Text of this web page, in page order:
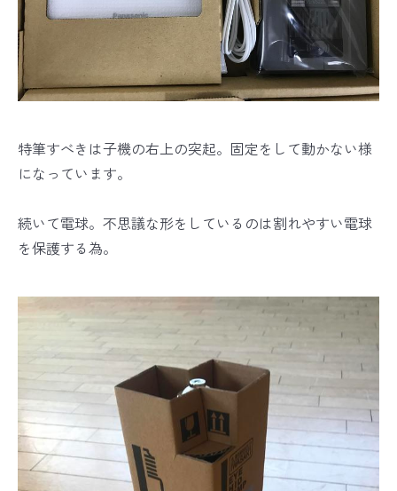
特筆すべきは子機の右上の突起。固定をして動かない様
になっています。
続いて電球。不思議な形をしているのは割れやすい電球
を保護する為。